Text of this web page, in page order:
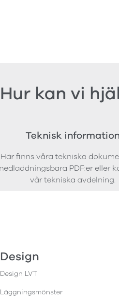
Hur kan vi
Teknisk information
Här finns våra tekniska
PDF:er eller
vår tekniska avdelning.
Design
Design LVT
Läggningsmönster